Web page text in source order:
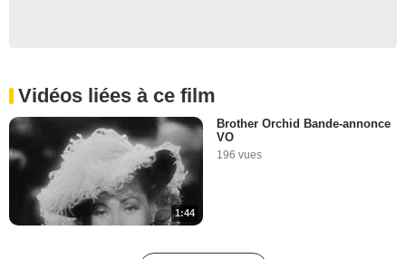
Vidéos liées à ce film
1:44
Brother Orchid Bande-annonce
VO
196 vues